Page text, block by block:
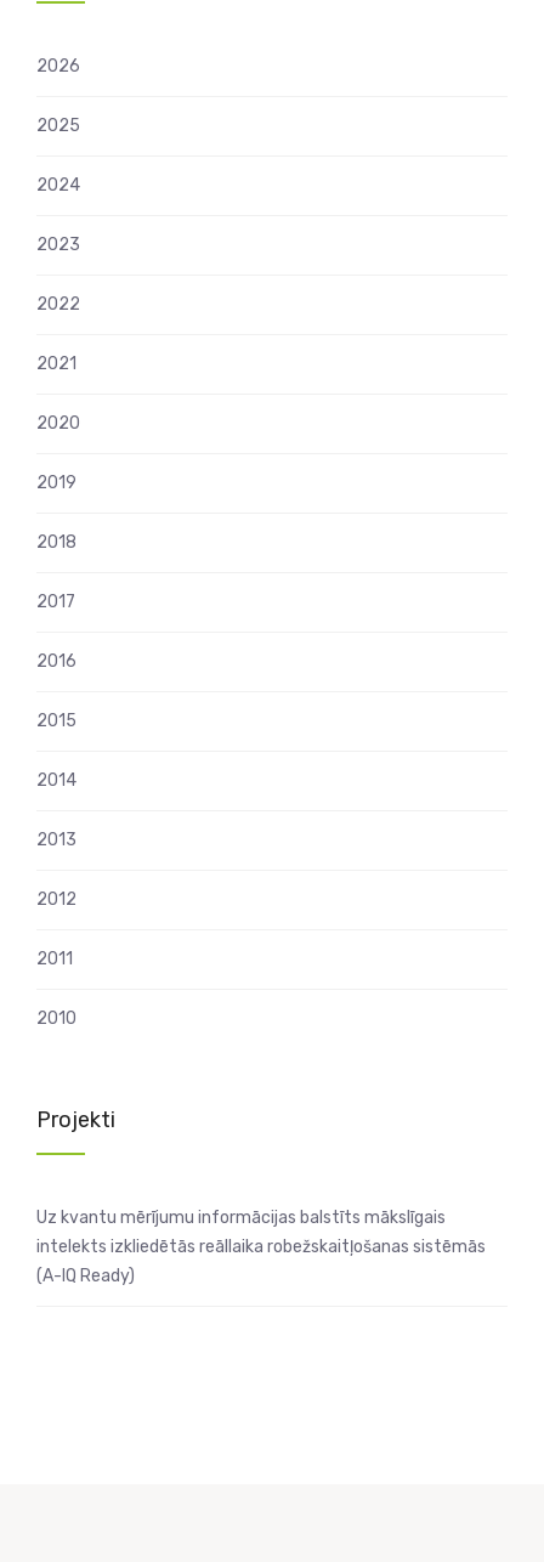
2026
2025
2024
2023
2022
2021
2020
2019
2018
2017
2016
2015
2014
2013
2012
2011
2010
Projekti
Uz kvantu mērījumu informācijas balstīts mākslīgais
intelekts izkliedētās reāllaika robežskaitļošanas sistēmās
(A-IQ Ready)